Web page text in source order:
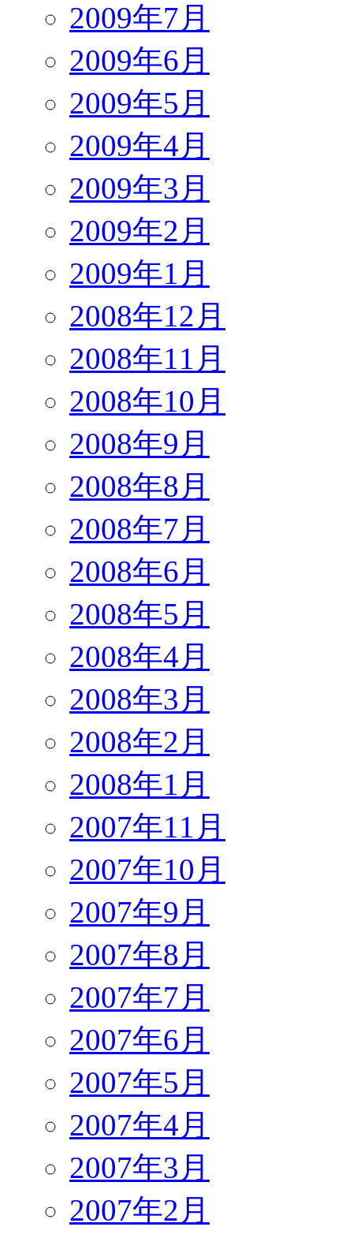
2009年7月
2009年6月
2009年5月
2009年4月
2009年3月
2009年2月
2009年1月
2008年12月
2008年11月
2008年10月
2008年9月
2008年8月
2008年7月
2008年6月
2008年5月
2008年4月
2008年3月
2008年2月
2008年1月
2007年11月
2007年10月
2007年9月
2007年8月
2007年7月
2007年6月
2007年5月
2007年4月
2007年3月
2007年2月